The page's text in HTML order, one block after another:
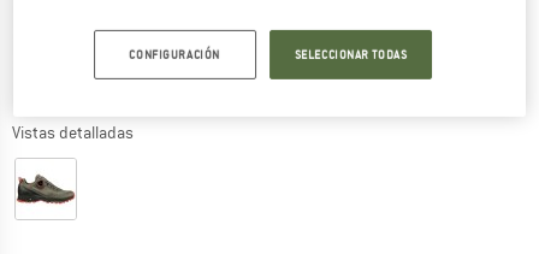
Vistas detalladas
CONFIGURACIÓN SELECCIONAR TODAS